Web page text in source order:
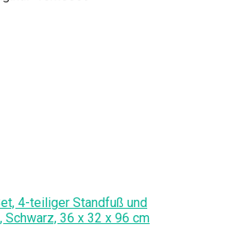
4-teiliger Standfuß und
Schwarz, 36 x 32 x 96 cm